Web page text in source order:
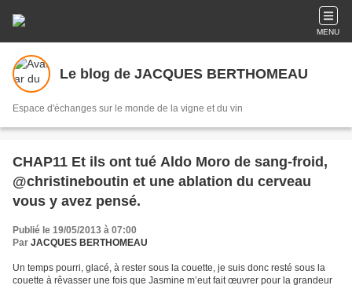
MENU
Le blog de JACQUES BERTHOMEAU
Espace d'échanges sur le monde de la vigne et du vin
CHAP11 Et ils ont tué Aldo Moro de sang-froid,
@christineboutin et une ablation du cerveau
vous y avez pensé.
Publié le 19/05/2013 à 07:00
Par JACQUES BERTHOMEAU
Un temps pourri, glacé, à rester sous la couette, je suis donc resté sous la
couette à rêvasser une fois que Jasmine m’eut fait œuvrer pour la grandeur